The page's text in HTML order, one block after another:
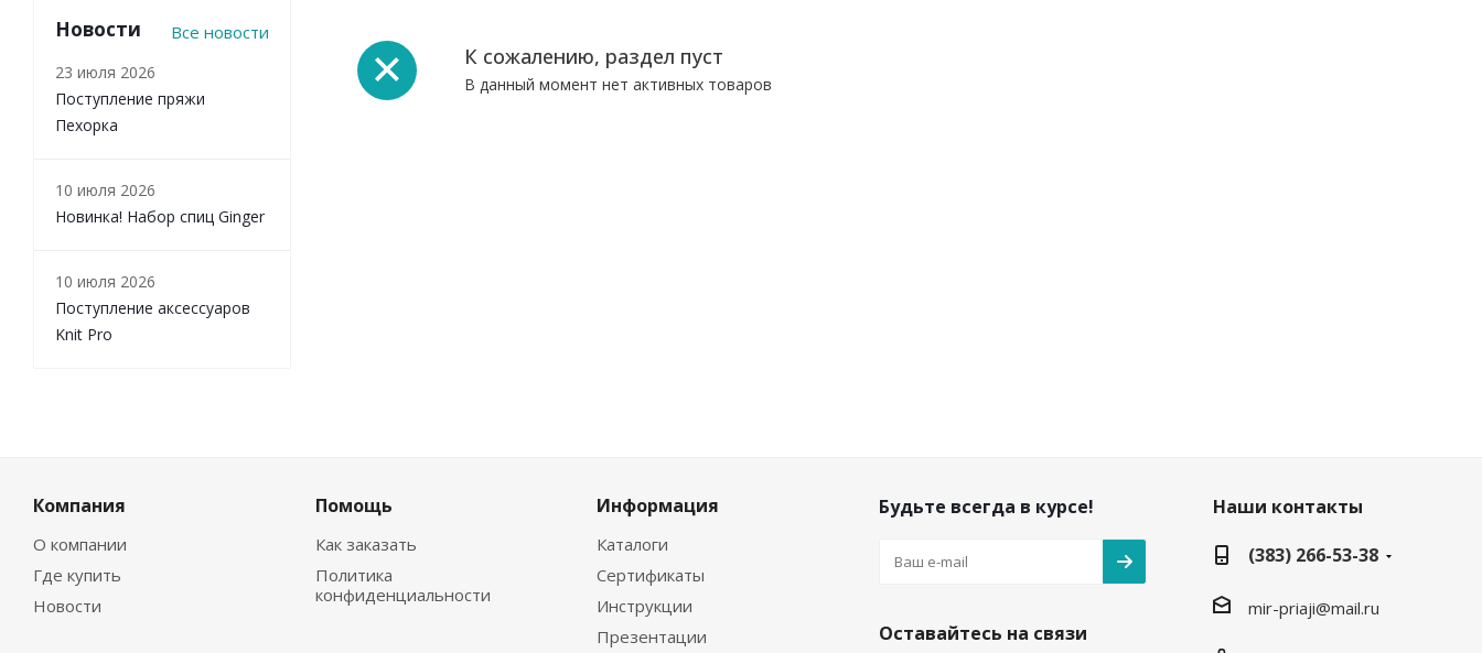
К сожалению, раздел пуст
В данный момент нет активных товаров
Новости Все новости
23 июля 2026
Поступление пряжи
Пехорка
10 июля 2026
Новинка! Набор спиц Ginger
10 июля 2026
Поступление аксессуаров
Knit Pro
Компания
О компании
Где купить
Новости
Помощь
Как заказать
Политика
конфиденциальности
Информация
Каталоги
Сертификаты
Инструкции
Презентации
Будьте всегда в курсе!
Оставайтесь на связи
Наши контакты
(383) 266-53-38
mir-priaji@mail.ru